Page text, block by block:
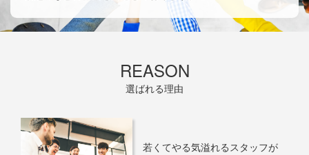
REASON
選ばれる理由
若くてやる気溢れるスタッフが